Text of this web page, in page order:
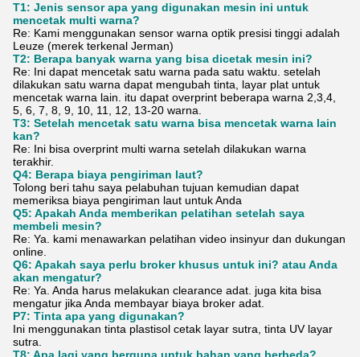
T1: Jenis sensor apa yang digunakan mesin ini untuk
mencetak multi warna?
Re: Kami menggunakan sensor warna optik presisi tinggi adalah
Leuze (merek terkenal Jerman)
T2: Berapa banyak warna yang bisa dicetak mesin ini?
Re: Ini dapat mencetak satu warna pada satu waktu. setelah
dilakukan satu warna dapat mengubah tinta, layar plat untuk
mencetak warna lain. itu dapat overprint beberapa warna 2,3,4,
5, 6, 7, 8, 9, 10, 11, 12, 13-20 warna.
T3: Setelah mencetak satu warna bisa mencetak warna lain
kan?
Re: Ini bisa overprint multi warna setelah dilakukan warna
terakhir.
Q4: Berapa biaya pengiriman laut?
Tolong beri tahu saya pelabuhan tujuan kemudian dapat
memeriksa biaya pengiriman laut untuk Anda
Q5: Apakah Anda memberikan pelatihan setelah saya
membeli mesin?
Re: Ya. kami menawarkan pelatihan video insinyur dan dukungan
online.
Q6: Apakah saya perlu broker khusus untuk ini? atau Anda
akan mengatur?
Re: Ya. Anda harus melakukan clearance adat. juga kita bisa
mengatur jika Anda membayar biaya broker adat.
P7: Tinta apa yang digunakan?
Ini menggunakan tinta plastisol cetak layar sutra, tinta UV layar
sutra.